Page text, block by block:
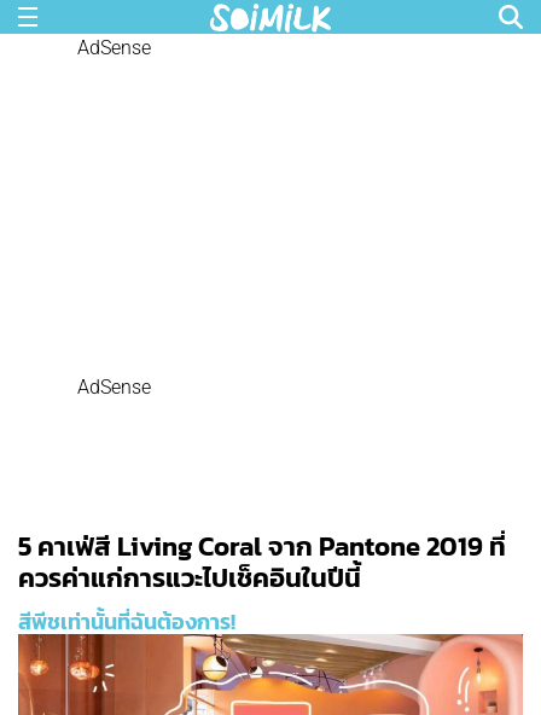
AdSense
AdSense
5 คาเฟ่สี Living Coral จาก Pantone 2019 ที่
ควรค่าแก่การแวะไปเช็คอินในปีนี้
สีพีชเท่านั้นที่ฉันต้องการ!